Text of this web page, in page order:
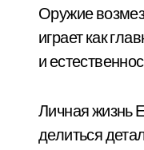
Оружие
играет как
и
Личная жизнь
делиться